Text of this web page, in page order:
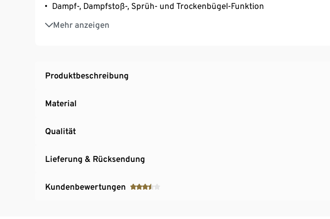
Dampf-, Dampfstoß-, Sprüh- und Trockenbügel-Funktion
Mehr anzeigen
Mit Kabel-Knickschutz, Selbstreinigungs-Funktion und Überhitzungsschutz
Aufheizzeit max. 2 Min.
Produktbeschreibung
Material
Qualität
Lieferung & Rücksendung
Kundenbewertungen